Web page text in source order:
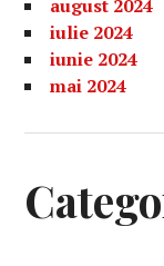
august 2024
iulie 2024
iunie 2024
mai 2024